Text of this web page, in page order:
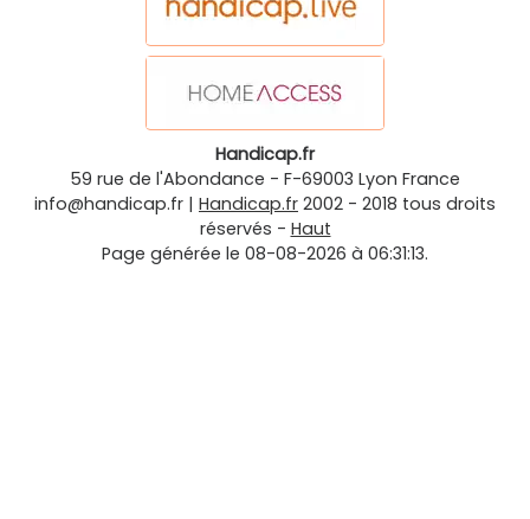
Handicap.fr
59 rue de l'Abondance - F-69003 Lyon France
info@handicap.fr | Handicap.fr 2002 - 2018 tous droits
réservés - Haut
Page générée le 08-08-2026 à 06:31:13.